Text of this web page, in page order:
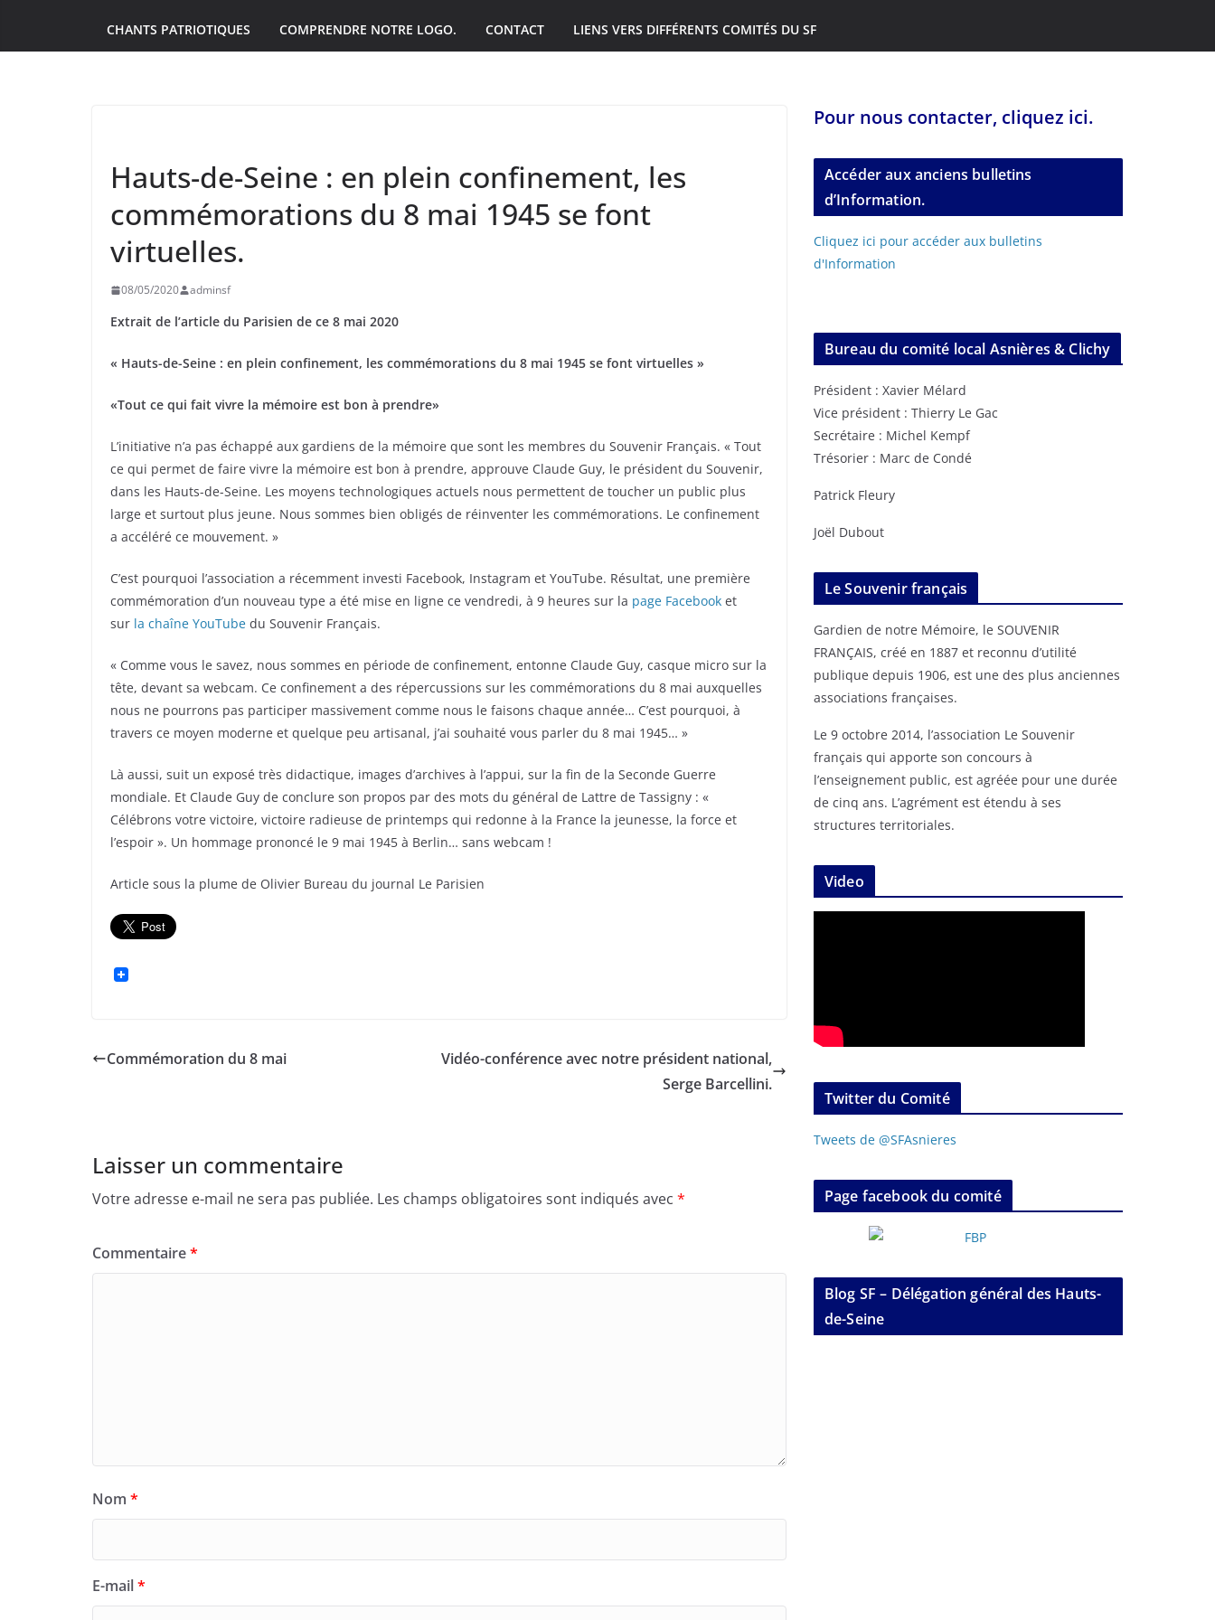
CHANTS PATRIOTIQUES COMPRENDRE NOTRE LOGO. CONTACT LIENS VERS DIFFÉRENTS COMITÉS DU SF
Hauts-de-Seine : en plein confinement, les
commémorations du 8 mai 1945 se font
virtuelles.
08/05/2020 adminsf
Extrait de l’article du Parisien de ce 8 mai 2020
« Hauts-de-Seine : en plein confinement, les commémorations du 8 mai 1945 se font virtuelles »
«Tout ce qui fait vivre la mémoire est bon à prendre»
L’initiative n’a pas échappé aux gardiens de la mémoire que sont les membres du Souvenir Français. « Tout
ce qui permet de faire vivre la mémoire est bon à prendre, approuve Claude Guy, le président du Souvenir,
dans les Hauts-de-Seine. Les moyens technologiques actuels nous permettent de toucher un public plus
large et surtout plus jeune. Nous sommes bien obligés de réinventer les commémorations. Le confinement
a accéléré ce mouvement. »
C’est pourquoi l’association a récemment investi Facebook, Instagram et YouTube. Résultat, une première
commémoration d’un nouveau type a été mise en ligne ce vendredi, à 9 heures sur la page Facebook et
sur la chaîne YouTube du Souvenir Français.
« Comme vous le savez, nous sommes en période de confinement, entonne Claude Guy, casque micro sur la
tête, devant sa webcam. Ce confinement a des répercussions sur les commémorations du 8 mai auxquelles
nous ne pourrons pas participer massivement comme nous le faisons chaque année… C’est pourquoi, à
travers ce moyen moderne et quelque peu artisanal, j’ai souhaité vous parler du 8 mai 1945… »
Là aussi, suit un exposé très didactique, images d’archives à l’appui, sur la fin de la Seconde Guerre
mondiale. Et Claude Guy de conclure son propos par des mots du général de Lattre de Tassigny : «
Célébrons votre victoire, victoire radieuse de printemps qui redonne à la France la jeunesse, la force et
l’espoir ». Un hommage prononcé le 9 mai 1945 à Berlin… sans webcam !
Article sous la plume de Olivier Bureau du journal Le Parisien
Commémoration du 8 mai
Vidéo-conférence avec notre président national,
Serge Barcellini.
Laisser un commentaire
Votre adresse e-mail ne sera pas publiée. Les champs obligatoires sont indiqués avec *
Commentaire*
Nom *
E-mail*
Pour nous contacter, cliquez ici.
Accéder aux anciens bulletins
d’Information.
Cliquez ici pour accéder aux bulletins
d'Information
Bureau du comité local Asnières & Clichy
Président : Xavier Mélard
Vice président : Thierry Le Gac
Secrétaire : Michel Kempf
Trésorier : Marc de Condé
Patrick Fleury
Joël Dubout
Le Souvenir français
Gardien de notre Mémoire, le SOUVENIR
FRANÇAIS, créé en 1887 et reconnu d’utilité
publique depuis 1906, est une des plus anciennes
associations françaises.
Le 9 octobre 2014, l’association Le Souvenir
français qui apporte son concours à
l’enseignement public, est agréée pour une durée
de cinq ans. L’agrément est étendu à ses
structures territoriales.
Video
Twitter du Comité
Tweets de @SFAsnieres
Page facebook du comité
Blog SF – Délégation général des Hauts-
de-Seine